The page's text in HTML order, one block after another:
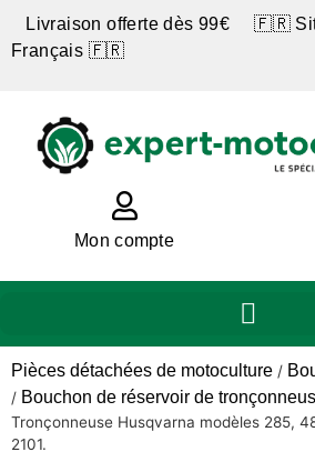
Livraison offerte dès 99€ 🇫🇷
Français 🇫🇷
Mon compte
Pièces détachées de motoculture /
/ Bouchon de réservoir de
Tronçonneuse Husqvarna modèles 285,
2101.